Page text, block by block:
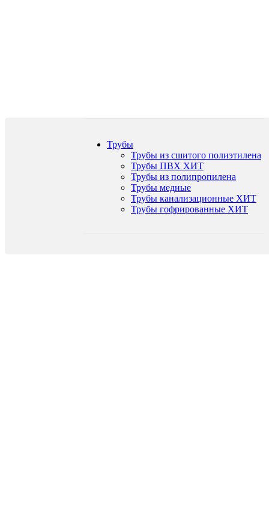
Трубы
Трубы из сшитого полиэтилена
Трубы ПВХ ХИТ
Трубы из полипропилена
Трубы медные
Трубы канализационные ХИТ
Трубы гофрированные ХИТ